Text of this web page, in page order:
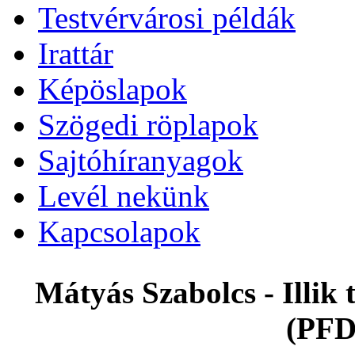
Testvérvárosi példák
Irattár
Képöslapok
Szögedi röplapok
Sajtóhíranyagok
Levél nekünk
Kapcsolapok
Mátyás Szabolcs - Illik